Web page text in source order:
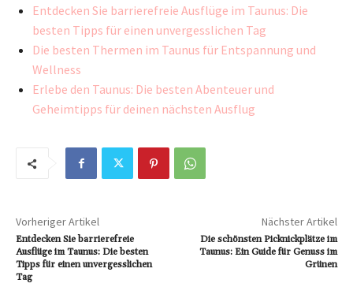
Entdecken Sie barrierefreie Ausflüge im Taunus: Die
besten Tipps für einen unvergesslichen Tag
Die besten Thermen im Taunus für Entspannung und
Wellness
Erlebe den Taunus: Die besten Abenteuer und
Geheimtipps für deinen nächsten Ausflug
Vorheriger Artikel
Entdecken Sie barrierefreie
Ausflüge im Taunus: Die besten
Tipps für einen unvergesslichen
Tag
Nächster Artikel
Die schönsten Picknickplätze im
Taunus: Ein Guide für Genuss im
Grünen